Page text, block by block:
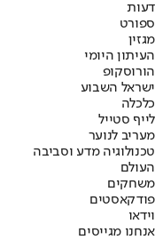
דעות
ספורט
מגזין
העיתון היומי
הורוסקופ
ישראל השבוע
כלכלה
לייף סטייל
מעריב לנוער
טכנולוגיה מדע וסביבה
העולם
משחקים
פודקאסטים
וידאו
אנחנו מגייסים